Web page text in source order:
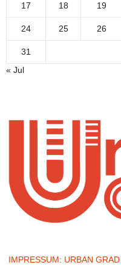
17 18 19
24 25 26
31
« Jul
IMPRESSUM: URBAN